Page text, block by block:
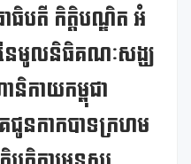
ធិបតី កិត្តិបណ្ឌិត អំ
ៃមូលនិធិគណៈសង្ឃ
កាយកម្ពុជា
ជូនកាកបាទក្រហម